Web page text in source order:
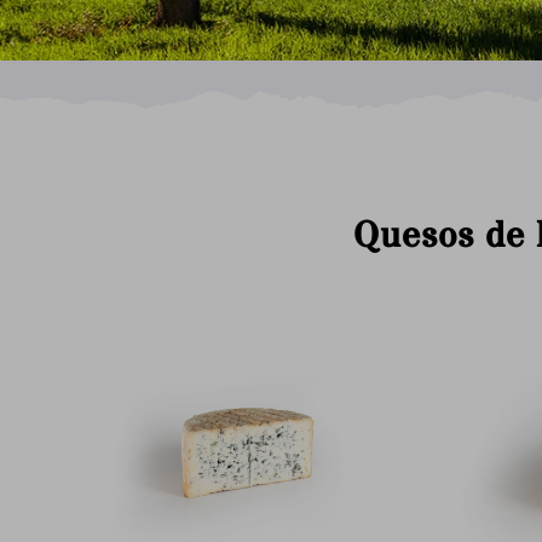
Quesos